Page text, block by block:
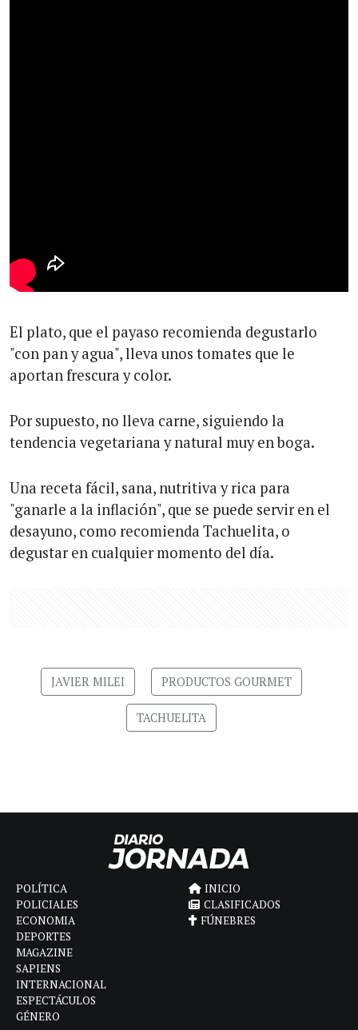
El plato, que el payaso recomienda degustarlo
"con pan y agua", lleva unos tomates que le
aportan frescura y color.
Por supuesto, no lleva carne, siguiendo la
tendencia vegetariana y natural muy en boga.
Una receta fácil, sana, nutritiva y rica para
"ganarle a la inflación", que se puede servir en el
desayuno, como recomienda Tachuelita, o
degustar en cualquier momento del día.
JAVIER MILEI PRODUCTOS GOURMET
TACHUELITA
POLÍTICA
POLICIALES
ECONOMIA
DEPORTES
MAGAZINE
SAPIENS
INTERNACIONAL
ESPECTÁCULOS
GÉNERO
INICIO
CLASIFICADOS
FÚNEBRES